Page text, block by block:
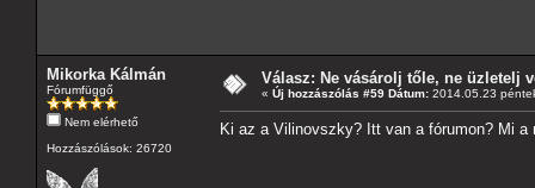
Mikorka Kálmán
Fórumfüggő
Nem elérhető
Hozzászólások: 26720
Válasz: Ne vásárolj tőle, ne üzletelj
« Új hozzászólás #59 Dátum: 2014.05.23
Ki az a Vilinovszky? Itt van a fórumon? Mi a